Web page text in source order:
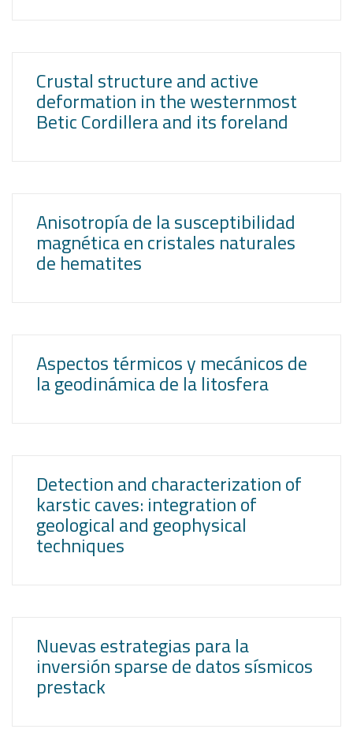
Crustal structure and active
deformation in the westernmost
Betic Cordillera and its foreland
Anisotropía de la susceptibilidad
magnética en cristales naturales
de hematites
Aspectos térmicos y mecánicos de
la geodinámica de la litosfera
Detection and characterization of
karstic caves: integration of
geological and geophysical
techniques
Nuevas estrategias para la
inversión sparse de datos sísmicos
prestack